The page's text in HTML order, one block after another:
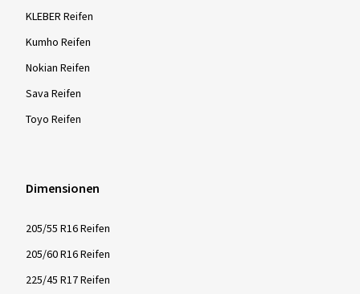
KLEBER Reifen
Kumho Reifen
Nokian Reifen
Sava Reifen
Toyo Reifen
Dimensionen
205/55 R16 Reifen
205/60 R16 Reifen
225/45 R17 Reifen